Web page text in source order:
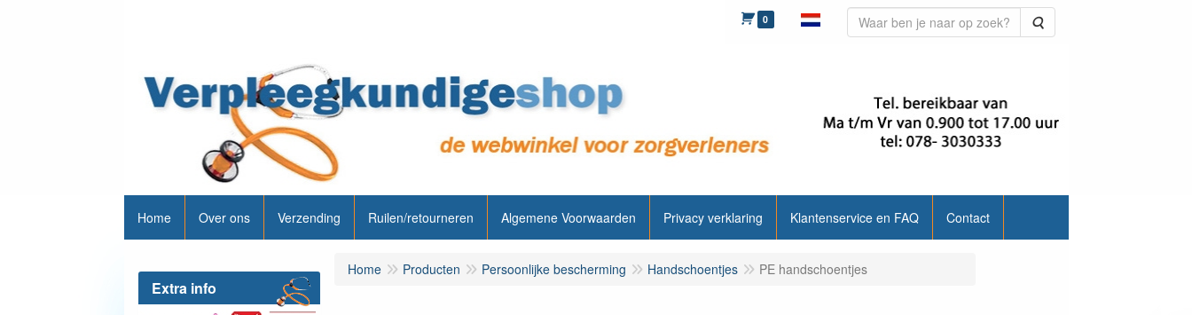
0 Zoeken
Home Over ons Verzending Ruilen/retourneren Algemene Voorwaarden Privacy verklaring Klantenservice en FAQ Contact
Extra info
Home Producten Persoonlijke bescherming Handschoentjes PE handschoentjes